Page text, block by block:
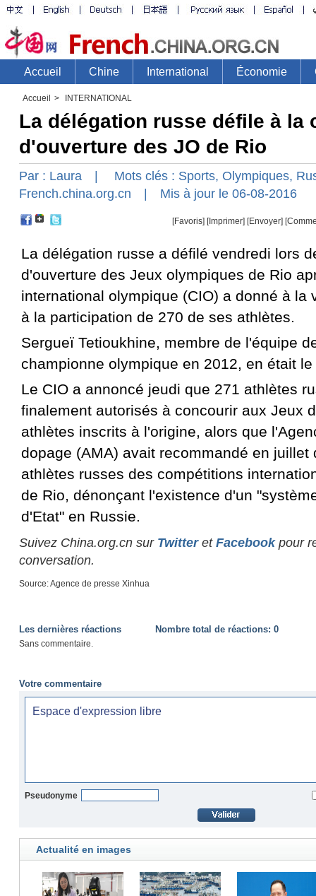
Accueil > INTERNATIONAL
La délégation russe défile à la
d'ouverture des JO de Rio
Par : Laura | Mots clés : Sports, Olympiques,
French.china.org.cn | Mis à jour le 06-08-2016
[Favoris] [Imprimer] [Envoyer]
La délégation russe a défilé vendredi lors
d'ouverture des Jeux olympiques de Rio
international olympique (CIO) a donné à la
à la participation de 270 de ses athlètes.
Sergueï Tetioukhine, membre de l'équipe
championne olympique en 2012, en était
Le CIO a annoncé jeudi que 271 athlètes
finalement autorisés à concourir aux Jeux
athlètes inscrits à l'origine, alors que
dopage (AMA) avait recommandé en juillet
athlètes russes des compétitions
de Rio, dénonçant l'existence d'un
d'Etat" en Russie.
Suivez China.org.cn sur Twitteret Facebookpour
conversation.
Source: Agence de presse Xinhua
Les dernières réactions Nombre total de réactions: 0
Sans commentaire.
Votre commentaire
Pseudonyme